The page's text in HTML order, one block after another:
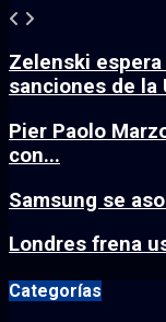
Zelenski
sanciones de la
Pier Paolo
con...
Samsung se
Londres frena
Categorías